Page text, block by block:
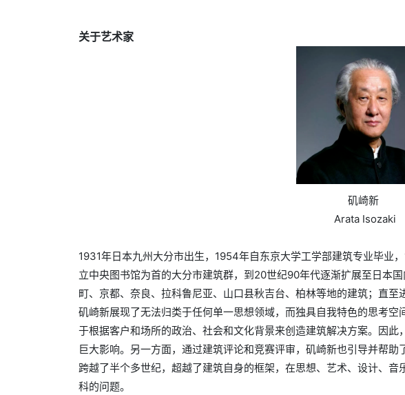
关于艺术家
矶崎新
Arata Isozaki
1931年日本九州大分市出生，1954年自东京大学工学部建筑专业毕业
立中央图书馆为首的大分市建筑群，到20世纪90年代逐渐扩展至日本
町、京都、奈良、拉科鲁尼亚、山口县秋吉台、柏林等地的建筑；直至
矶崎新展现了无法归类于任何单一思想领域，而独具自我特色的思考
于根据客户和场所的政治、社会和文化背景来创造建筑解决方案。因
巨大影响。另一方面，通过建筑评论和竞赛评审，矶崎新也引导并帮
跨越了半个多世纪，超越了建筑自身的框架，在思想、艺术、设计、
科的问题。